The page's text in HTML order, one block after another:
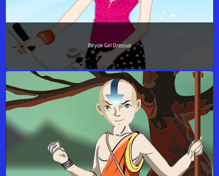
Bicycle Girl Dressup